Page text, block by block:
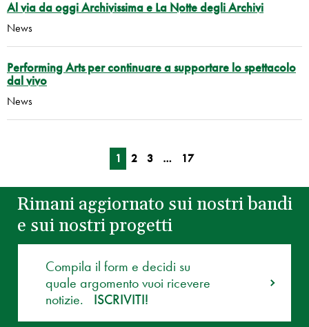
Al via da oggi Archivissima e La Notte degli Archivi
News
Performing Arts per continuare a supportare lo spettacolo
dal vivo
News
1 2 3 … 17
Rimani aggiornato sui nostri bandi
e sui nostri progetti
Compila il form e decidi su
quale argomento vuoi ricevere
notizie.
ISCRIVITI!